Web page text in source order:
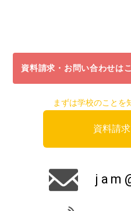
資料請求・お問い合わせは
まずは学校のことを
資料請